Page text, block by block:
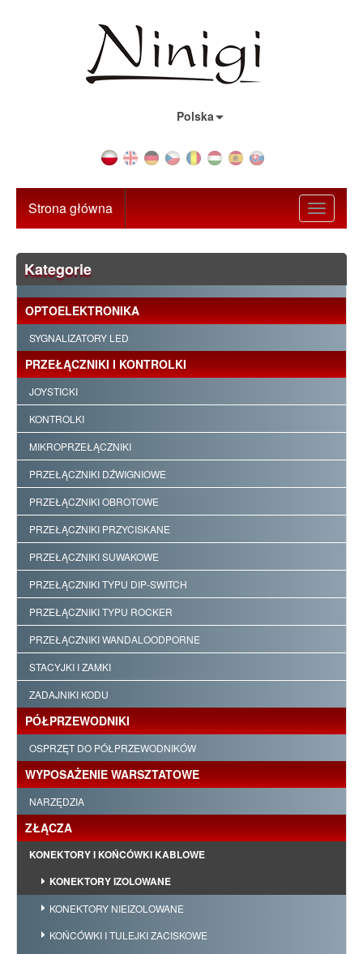
Polska
Toggle
Strona główna
Kategorie
OPTOELEKTRONIKA
SYGNALIZATORY LED
PRZEŁĄCZNIKI I KONTROLKI
JOYSTICKI
KONTROLKI
MIKROPRZEŁĄCZNIKI
PRZEŁĄCZNIKI DŹWIGNIOWE
PRZEŁĄCZNIKI OBROTOWE
PRZEŁĄCZNIKI PRZYCISKANE
PRZEŁĄCZNIKI SUWAKOWE
PRZEŁĄCZNIKI TYPU DIP-SWITCH
PRZEŁĄCZNIKI TYPU ROCKER
PRZEŁĄCZNIKI WANDALOODPORNE
STACYJKI I ZAMKI
ZADAJNIKI KODU
PÓŁPRZEWODNIKI
OSPRZĘT DO PÓŁPRZEWODNIKÓW
WYPOSAŻENIE WARSZTATOWE
NARZĘDZIA
ZŁĄCZA
KONEKTORY I KOŃCÓWKI KABLOWE
KONEKTORY IZOLOWANE
KONEKTORY NIEIZOLOWANE
KOŃCÓWKI I TULEJKI ZACISKOWE